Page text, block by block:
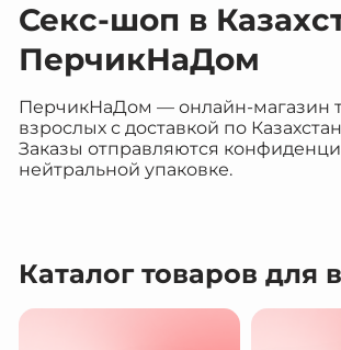
Секс-шоп в
ПерчикНаДом
ПерчикНаДом — онлайн-магазин
взрослых с доставкой по
Заказы отправляются
нейтральной упаковке.
Каталог товаров для